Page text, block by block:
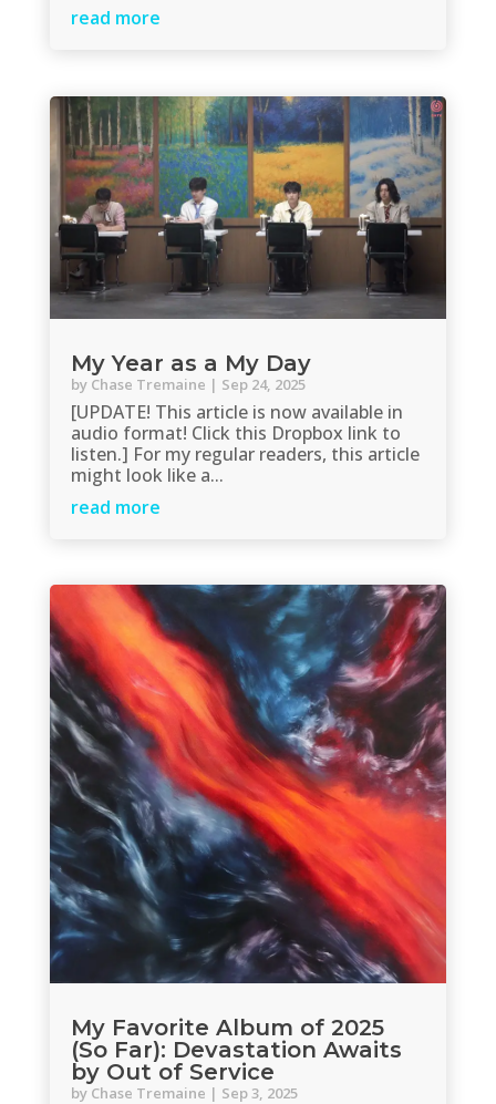
read more
My Year as a My Day
by Chase Tremaine | Sep 24, 2025
[UPDATE! This article is now available in
audio format! Click this Dropbox link to
listen.] For my regular readers, this article
might look like a...
read more
My Favorite Album of 2025
(So Far): Devastation Awaits
by Out of Service
by Chase Tremaine | Sep 3, 2025